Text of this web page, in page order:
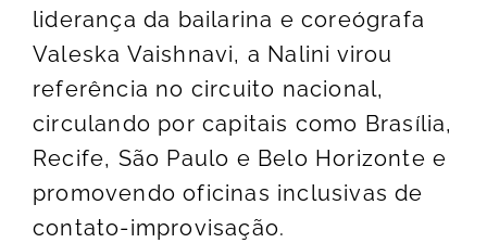
liderança da bailarina e coreógrafa
Valeska Vaishnavi, a Nalini virou
referência no circuito nacional,
circulando por capitais como Brasília,
Recife, São Paulo e Belo Horizonte e
promovendo oficinas inclusivas de
contato-improvisação.